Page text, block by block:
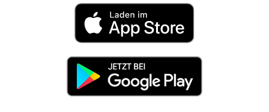
Laden
im
App
Jetzt
Google